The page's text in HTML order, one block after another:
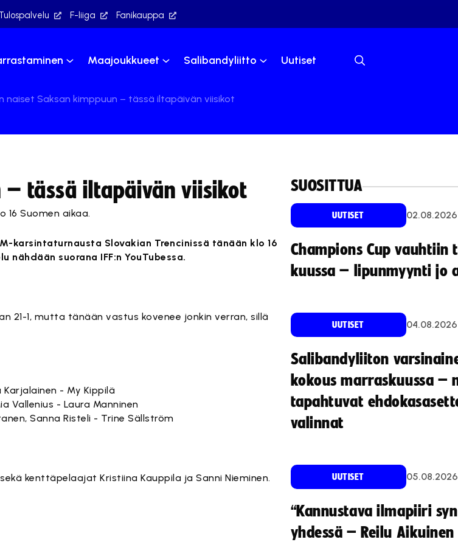
F-liiga Fanikauppa
Maajoukkueet Salibandyliitto Uutiset
naiset Saksan kimppuun – tässä iltapäivän viisikot
– tässä iltapäivän viisikot
16 Suomen aikaa.
karsintaturnausta Slovakian Trencinissä tänään klo 16
nähdään suorana IFF:n YouTubessa.
21-1, mutta tänään vastus kovenee jonkin verran, sillä
Karjalainen - My Kippilä
Vallenius - Laura Manninen
Sanna Risteli - Trine Sällström
kenttäpelaajat Kristiina Kauppila ja Sanni Nieminen.
SUOSITTUA
UUTISET 02.08.2026
Champions Cup vauhtiin
kuussa – lipunmyynti jo
UUTISET 04.08.2026
Salibandyliiton
kokous marraskuussa –
tapahtuvat
valinnat
UUTISET 05.08.2026
“Kannustava ilmapiiri
yhdessä – Reilu